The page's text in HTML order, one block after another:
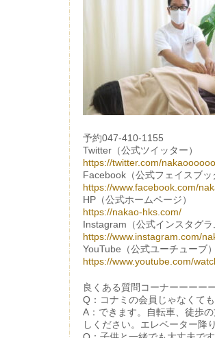
予約047-410-1155
Twitter（公式ツイッター）
https://twitter.com/
Facebook（公式フェイスブッ
https://www.facebook.com/
HP（公式ホームページ）
https://nakao-hks.com/
Instagram（公式インスタグラ
https://www.instagram.com/
YouTube（公式ユーチューブ）
https://www.youtube.com/
良くある質問コーナーーーー
Q：コナミの会員じゃなくて
A：できます。自転車、徒歩
しください。エレベーター降